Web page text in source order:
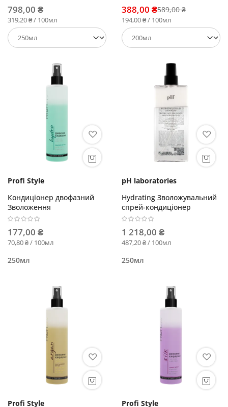
798,00 ₴
319,20 ₴ / 100мл
388,00 ₴589,00 ₴
194,00 ₴ / 100мл
Profi Style
Кондиціонер двофазний
Зволоження
177,00 ₴
70,80 ₴ / 100мл
250мл
pH laboratories
Hydrating Зволожувальний
спрей-кондиціонер
1 218,00 ₴
487,20 ₴ / 100мл
250мл
Profi Style Profi Style